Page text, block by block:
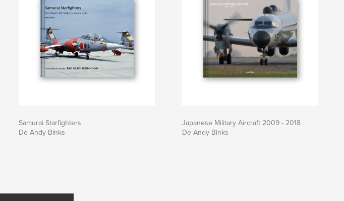
Samurai Starfighters
De Andy Binks
Japanese Military Aircraft 2009 - 2018
De Andy Binks